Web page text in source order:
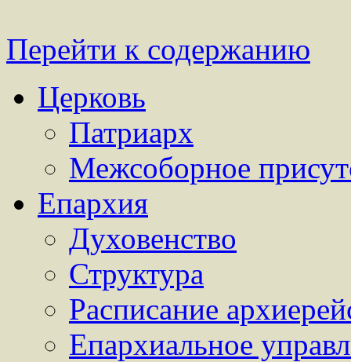
Перейти к содержанию
Церковь
Патриарх
Межсоборное
Епархия
Духовенство
Структура
Расписание
Епархиальное